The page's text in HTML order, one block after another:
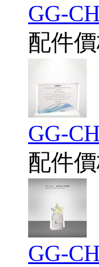
GG-
配件價
GG-
配件價
GG-